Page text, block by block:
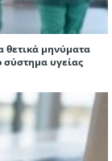
θετικά μηνύματα
σύστημα υγείας